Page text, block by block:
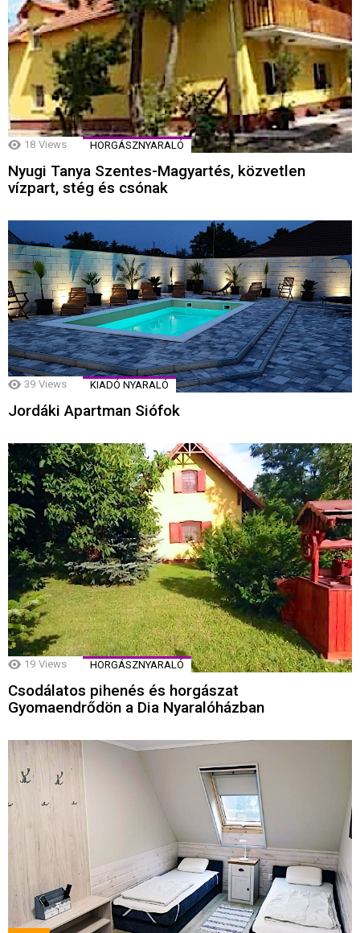
18 Views HORGÁSZNYARALÓ
Nyugi Tanya Szentes-Magyartés, közvetlen
vízpart, stég és csónak
39 Views KIADÓ NYARALÓ
Jordáki Apartman Siófok
19 Views HORGÁSZNYARALÓ
Csodálatos pihenés és horgászat
Gyomaendrődön a Dia Nyaralóházban